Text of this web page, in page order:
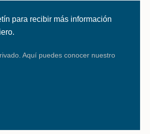
para recibir más información
Aquí puedes conocer nuestro